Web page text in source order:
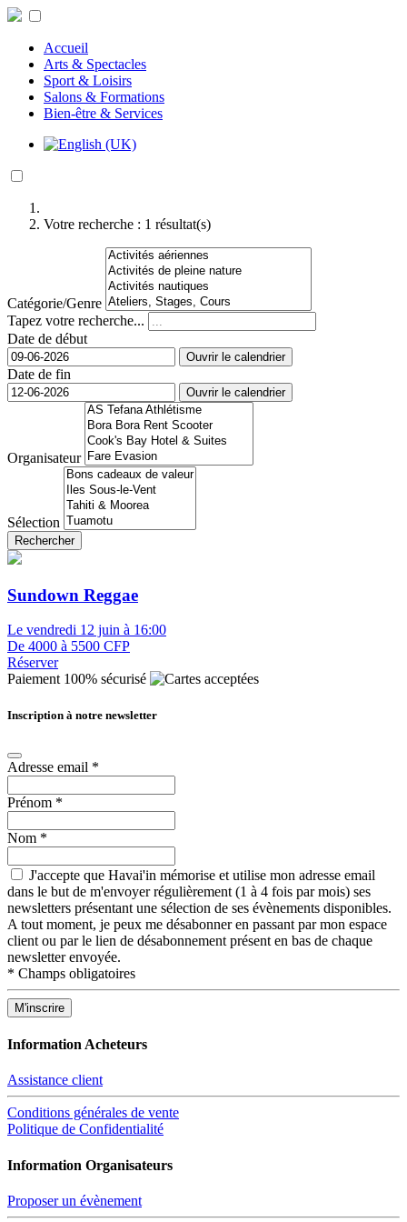
Accueil
Arts & Spectacles
Sport & Loisirs
Salons & Formations
Bien-être & Services
Votre recherche : 1 résultat(s)
Catégorie/Genre
Tapez votre recherche...
Date de début
Ouvrir le calendrier
Date de fin
Ouvrir le calendrier
Organisateur
Sélection
Rechercher
Sundown Reggae
Le vendredi 12 juin à 16:00
De 4000 à 5500 CFP
Réserver
Paiement 100% sécurisé
Inscription à notre newsletter
Adresse email *
Prénom *
Nom *
J'accepte que Havai'in mémorise et utilise mon adresse email
dans le but de m'envoyer régulièrement (1 à 4 fois par mois) ses
newsletters présentant une sélection de ses évènements disponibles.
A tout moment, je peux me désabonner en passant par mon espace
client ou par le lien de désabonnement présent en bas de chaque
newsletter envoyée.
* Champs obligatoires
Information Acheteurs
Assistance client
Conditions générales de vente
Politique de Confidentialité
Information Organisateurs
Proposer un évènement